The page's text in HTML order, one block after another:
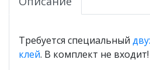
Требуется специальный
клей. В комплект не входит!